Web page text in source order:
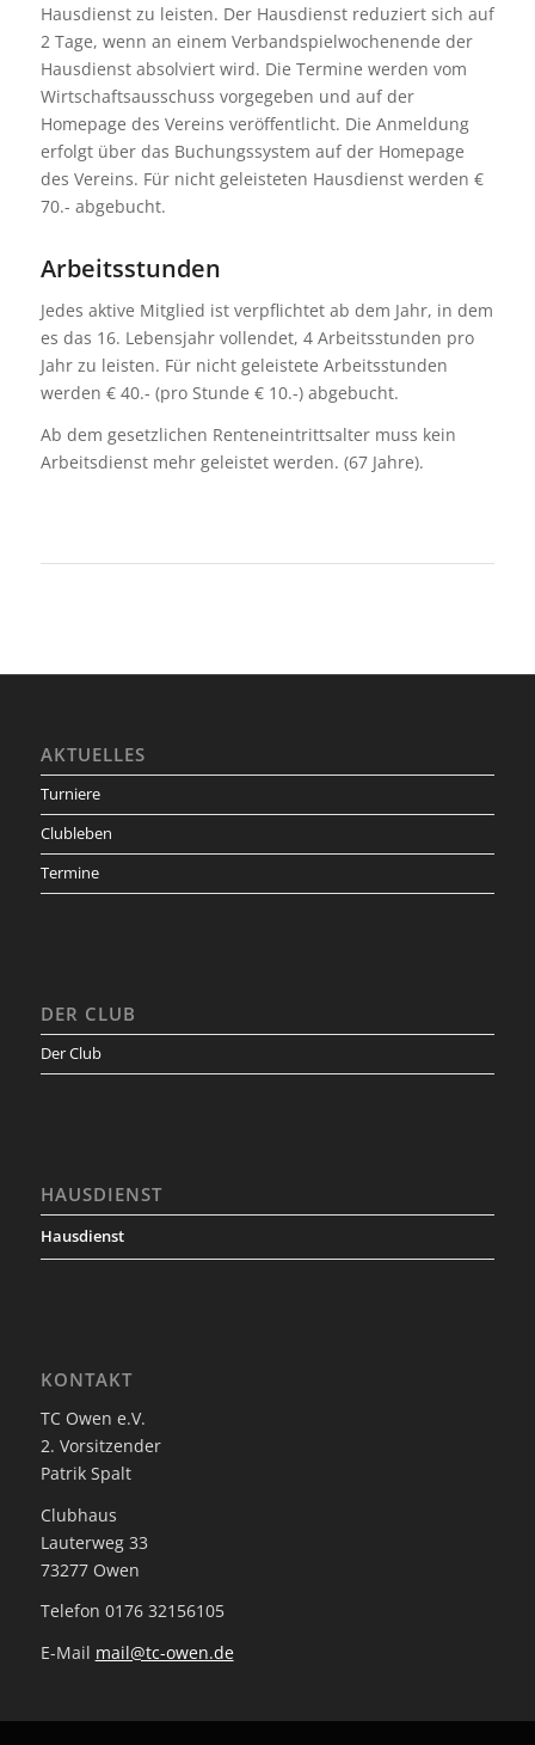
Hausdienst zu leisten. Der Hausdienst reduziert sich auf
2 Tage, wenn an einem Verbandspielwochenende der
Hausdienst absolviert wird. Die Termine werden vom
Wirtschaftsausschuss vorgegeben und auf der
Homepage des Vereins veröffentlicht. Die Anmeldung
erfolgt über das Buchungssystem auf der Homepage
des Vereins. Für nicht geleisteten Hausdienst werden €
70.- abgebucht.
Arbeitsstunden
Jedes aktive Mitglied ist verpflichtet ab dem Jahr, in dem
es das 16. Lebensjahr vollendet, 4 Arbeitsstunden pro
Jahr zu leisten. Für nicht geleistete Arbeitsstunden
werden € 40.- (pro Stunde € 10.-) abgebucht.
Ab dem gesetzlichen Renteneintrittsalter muss kein
Arbeitsdienst mehr geleistet werden. (67 Jahre).
AKTUELLES
Turniere
Clubleben
Termine
DER CLUB
Der Club
HAUSDIENST
Hausdienst
KONTAKT
TC Owen e.V.
2. Vorsitzender
Patrik Spalt
Clubhaus
Lauterweg 33
73277 Owen
Telefon 0176 32156105
E-Mail mail@tc-owen.de